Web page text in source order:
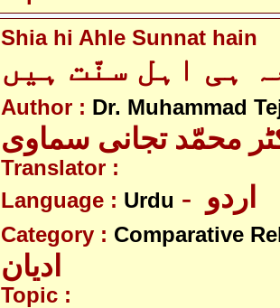
Shia hi Ahle Sunnat hain
Author : Dr. Muhammad
محمّد تجانی سماوی
Translator :
Language : Urdu
Category : Comparative
ادیان
Topic :